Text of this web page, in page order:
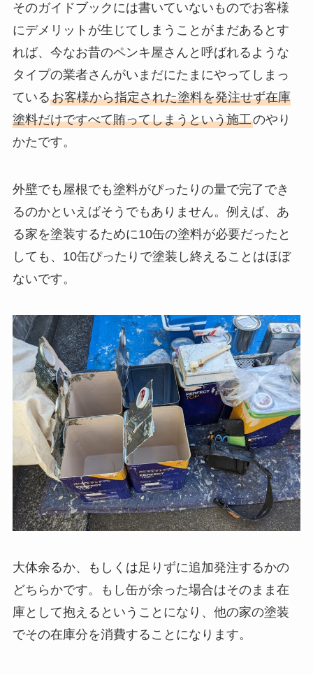
そのガイドブックには書いていないものでお客様
にデメリットが生じてしまうことがまだあるとす
れば、今なお昔のペンキ屋さんと呼ばれるような
タイプの業者さんがいまだにたまにやってしまっ
ているお客様から指定された塗料を発注せず在庫
塗料だけですべて賄ってしまうという施工のやり
かたです。
外壁でも屋根でも塗料がぴったりの量で完了でき
るのかといえばそうでもありません。例えば、あ
る家を塗装するために10缶の塗料が必要だったと
しても、10缶ぴったりで塗装し終えることはほぼ
ないです。
大体余るか、もしくは足りずに追加発注するかの
どちらかです。もし缶が余った場合はそのまま在
庫として抱えるということになり、他の家の塗装
でその在庫分を消費することになります。